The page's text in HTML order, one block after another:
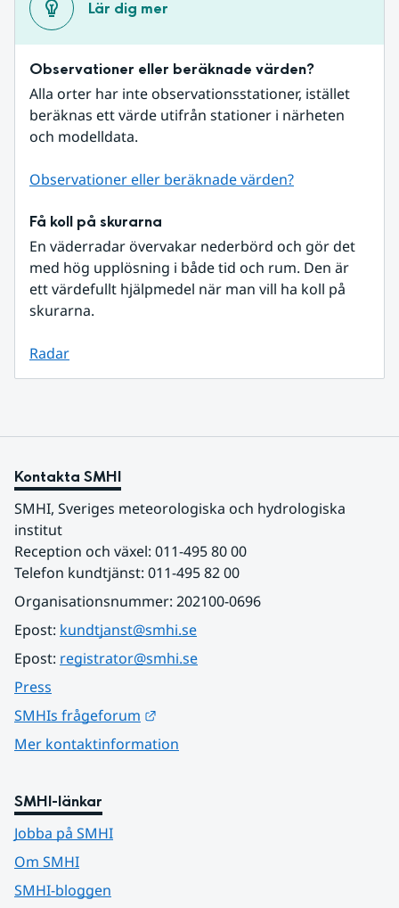
Lär dig mer
Observationer eller beräknade värden?
Alla orter har inte observationsstationer, istället
beräknas ett värde utifrån stationer i närheten
och modelldata.
Observationer eller beräknade värden?
Få koll på skurarna
En väderradar övervakar nederbörd och gör det
med hög upplösning i både tid och rum. Den är
ett värdefullt hjälpmedel när man vill ha koll på
skurarna.
Radar
Kontakta SMHI
SMHI, Sveriges meteorologiska och hydrologiska
institut
Reception och växel: 011-495 80 00
Telefon kundtjänst: 011-495 82 00
Organisationsnummer: 202100-0696
Epost: kundtjanst@smhi.se
Epost: registrator@smhi.se
Press
SMHIs frågeforum
Mer kontaktinformation
SMHI-länkar
Jobba på SMHI
Om SMHI
SMHI-bloggen